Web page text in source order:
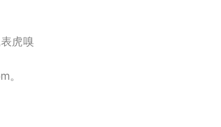
虎嗅
。